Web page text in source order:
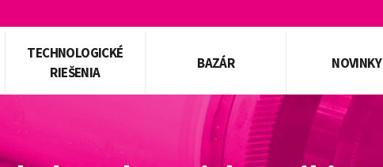
TECHNOLOGICKÉ
RIEŠENIA
BAZÁR NOVINKY